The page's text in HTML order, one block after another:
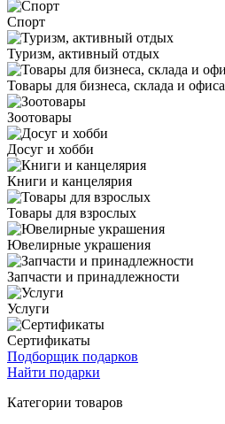
Спорт
Туризм, активный отдых
Товары для бизнеса, склада и офиса
Зоотовары
Досуг и хобби
Книги и канцелярия
Товары для взрослых
Ювелирные украшения
Запчасти и принадлежности
Услуги
Сертификаты
Подборщик подарков
Найти подарки
Категории товаров